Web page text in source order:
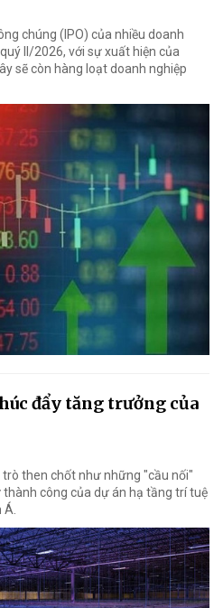
chúng (IPO) của nhiều doanh
II/2026, với sự xuất hiện của
sẽ còn hàng loạt doanh nghiệp
đẩy tăng trưởng của
then chốt như những "cầu nối"
công của dự án hạ tầng trí tuệ
Á.